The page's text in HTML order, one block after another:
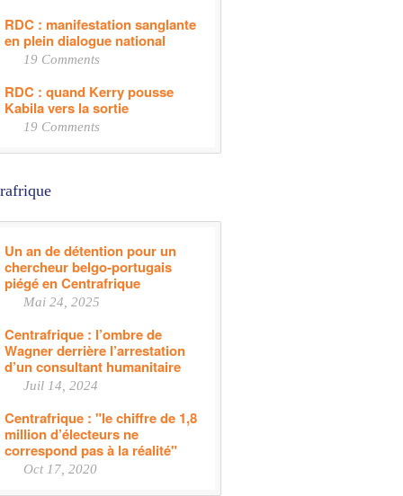
RDC : manifestation sanglante
en plein dialogue national
19 Comments
RDC : quand Kerry pousse
Kabila vers la sortie
19 Comments
Un an de détention pour un
chercheur belgo-portugais
piégé en Centrafrique
Mai 24, 2025
Centrafrique : l’ombre de
Wagner derrière l’arrestation
d’un consultant humanitaire
Juil 14, 2024
Centrafrique : "le chiffre de 1,8
million d’électeurs ne
correspond pas à la réalité"
Oct 17, 2020